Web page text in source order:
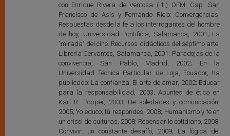
con Enrique Rivera de Ventosa (†) OFM. Cap. San
Francisco de Asís y Fernando Rielo: Convergencias.
Respuestas desde la fe a los interrogantes del hombre
de hoy, Universidad Pontificia, Salamanca, 2001; La
"mirada" del cine. Recursos didácticos del séptimo arte.
Librería Cervantes, Salamanca, 2001; Paradojas de la
convivencia, San Pablo, Madrid, 2002; En la
Universidad Técnica Particular de Loja, Ecuador, ha
publicado: La confianza. El arte de amar, 2002; Educar
para la responsabilidad, 2003; Apuntes de ética en
Karl R. Popper, 2003; De soledades y comunicación,
2005; Yo educo; tú respondes, 2008; Humanismo y fe en
un crisol de culturas, 2008; Repensar lo cotidiano, 2008;
Convivir: un constante desafío, 2009; La lógica del